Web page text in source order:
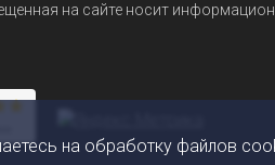
на сайте носит
на обработку файлов